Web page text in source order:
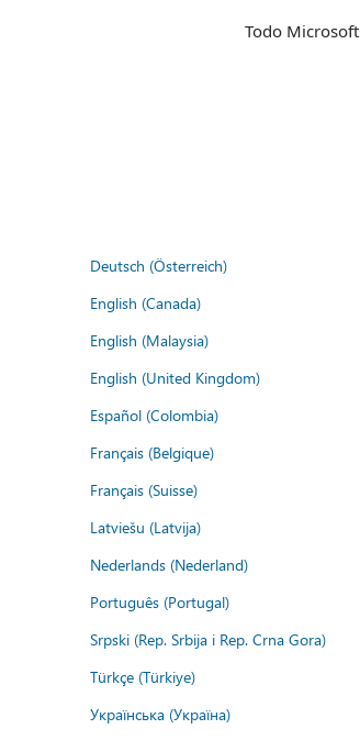
Todo Microsoft
Deutsch (Österreich)
English (Canada)
English (Malaysia)
English (United Kingdom)
Español (Colombia)
Français (Belgique)
Français (Suisse)
Latviešu (Latvija)
Nederlands (Nederland)
Português (Portugal)
Srpski (Rep. Srbija i Rep. Crna Gora)
Türkçe (Türkiye)
Українська (Україна)